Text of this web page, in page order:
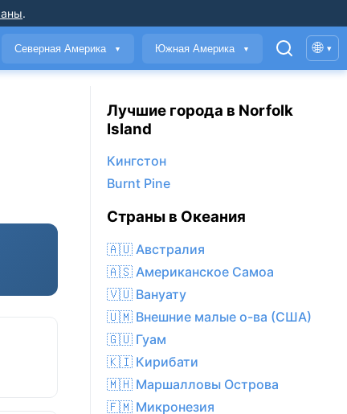
.
Северная Америка ▼ Южная Америка ▼ 🌐 ▾
Лучшие города в Norfolk
Island
Кингстон
Burnt Pine
Страны в Океания
🇦🇺 Австралия
🇦🇸 Американское Самоа
🇻🇺 Вануату
🇺🇲 Внешние малые о-ва (США)
🇬🇺 Гуам
🇰🇮 Кирибати
🇲🇭 Маршалловы Острова
🇫🇲 Микронезия